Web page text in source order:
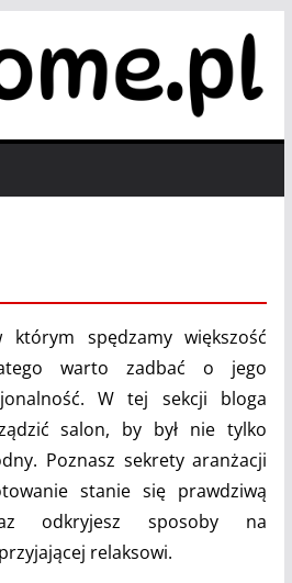
spędzamy większość
warto zadbać o jego
W tej sekcji bloga
salon, by był nie tylko
Poznasz sekrety aranżacji
stanie się prawdziwą
odkryjesz sposoby na
relaksowi.